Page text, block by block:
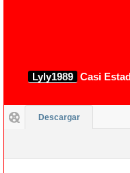
Lyly1989 Casi
Descargar